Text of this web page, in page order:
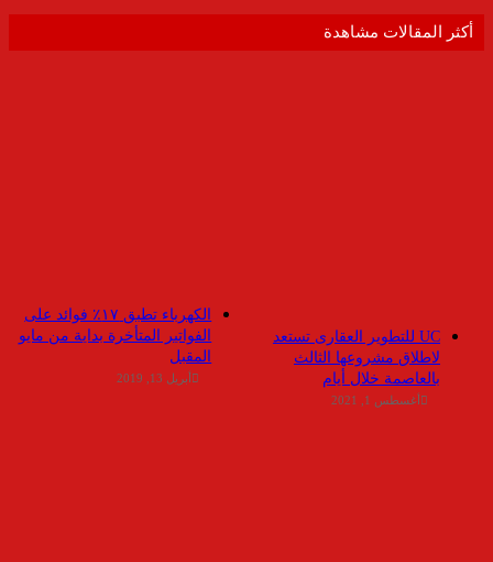
أكثر المقالات مشاهدة
الكهرباء تطبق ١٧٪ فوائد على
الفواتير المتأخرة بداية من مايو
المقبل
أبريل 13, 2019
UC للتطوير العقارى تستعد
لاطلاق مشروعها الثالث
بالعاصمة خلال أيام
أغسطس 1, 2021